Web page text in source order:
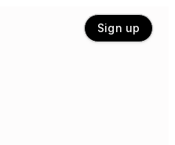
Sign up